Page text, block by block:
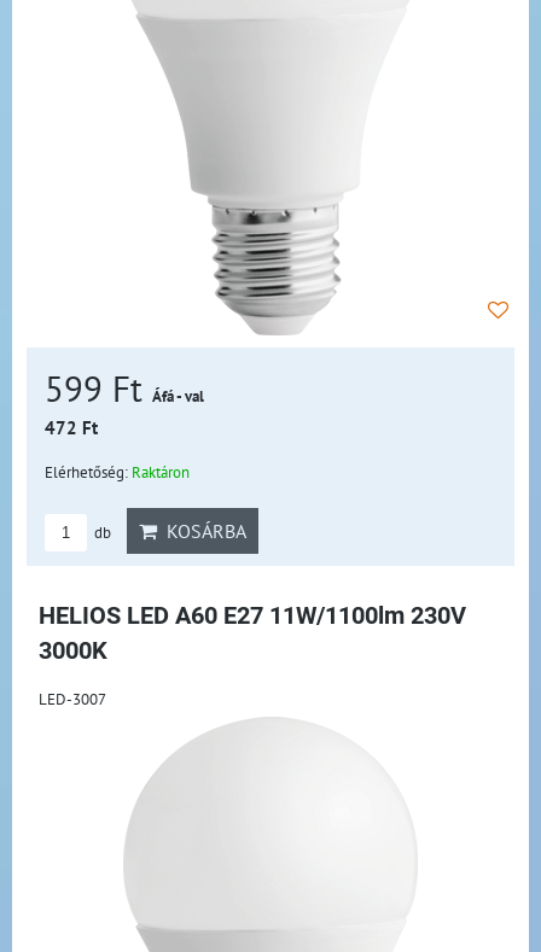
599 Ft Áfá - val
472 Ft
Elérhetőség: Raktáron
db KOSÁRBA
HELIOS LED A60 E27 11W/1100lm 230V
3000K
LED-3007